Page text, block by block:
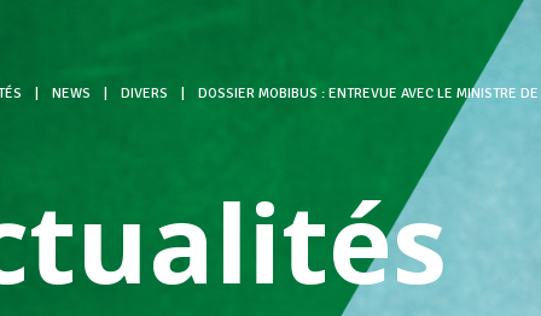
NEWS DIVERS DOSSIER MOBIBUS : ENTREVUE AVEC LE MINISTRE